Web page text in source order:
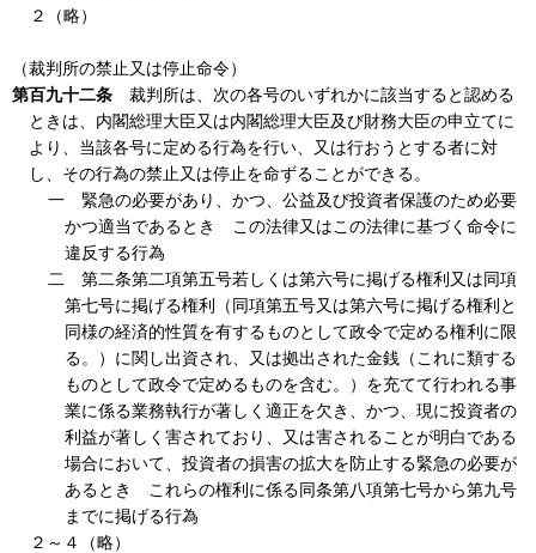
２（略）
（裁判所の禁止又は停止命令）
第百九十二条 裁判所は、次の各号のいずれかに該当すると認める
ときは、内閣総理大臣又は内閣総理大臣及び財務大臣の申立てに
より、当該各号に定める行為を行い、又は行おうとする者に対
し、その行為の禁止又は停止を命ずることができる。
一 緊急の必要があり、かつ、公益及び投資者保護のため必要
かつ適当であるとき この法律又はこの法律に基づく命令に
違反する行為
二 第二条第二項第五号若しくは第六号に掲げる権利又は同項
第七号に掲げる権利（同項第五号又は第六号に掲げる権利と
同様の経済的性質を有するものとして政令で定める権利に限
る。）に関し出資され、又は拠出された金銭（これに類する
ものとして政令で定めるものを含む。）を充てて行われる事
業に係る業務執行が著しく適正を欠き、かつ、現に投資者の
利益が著しく害されており、又は害されることが明白である
場合において、投資者の損害の拡大を防止する緊急の必要が
あるとき これらの権利に係る同条第八項第七号から第九号
までに掲げる行為
２～４（略）